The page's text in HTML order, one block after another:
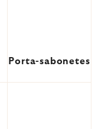
Porta-sabonetes